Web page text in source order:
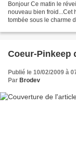
Bonjour Ce matin le
nouveau bien froid...Cet
tombée sous le charme
Coeur-Pinkeep
Publié le 10/02/2009 à
Par Brodev